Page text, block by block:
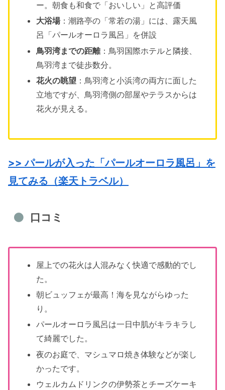
ー。朝食も和食で「おいしい」と高評価
大浴場：潮路亭の「常若の湯」には、露天風
呂「パールオーロラ風呂」を併設
鳥羽湾までの距離：鳥羽国際ホテルと隣接、
鳥羽湾まで徒歩数分。
花火の眺望 ：鳥羽湾と小浜湾の両方に面した
立地ですが、鳥羽湾側の部屋やテラスからは
花火が見える。
>> パールが入った「パールオーロラ風呂」を
見てみる（楽天トラベル）
口コミ
屋上での花火は人混みなく快適で感動的でし
た。
朝ビュッフェが最高！海を見ながらゆった
り。
パールオーロラ風呂は一日中肌がキラキラし
て綺麗でした。
夜のお庭で、マシュマロ焼き体験などが楽し
かったです。
ウェルカムドリンクの伊勢茶とチーズケーキ